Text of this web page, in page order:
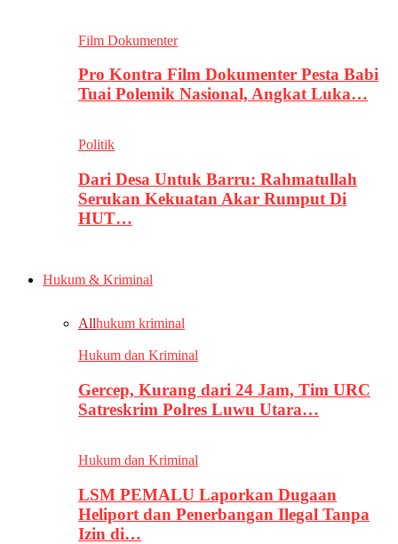
Film Dokumenter
Pro Kontra Film Dokumenter Pesta Babi
Tuai Polemik Nasional, Angkat Luka…
Politik
Dari Desa Untuk Barru: Rahmatullah
Serukan Kekuatan Akar Rumput Di
HUT…
Hukum & Kriminal
Allhukum kriminal
Hukum dan Kriminal
Gercep, Kurang dari 24 Jam, Tim URC
Satreskrim Polres Luwu Utara…
Hukum dan Kriminal
LSM PEMALU Laporkan Dugaan
Heliport dan Penerbangan Ilegal Tanpa
Izin di…